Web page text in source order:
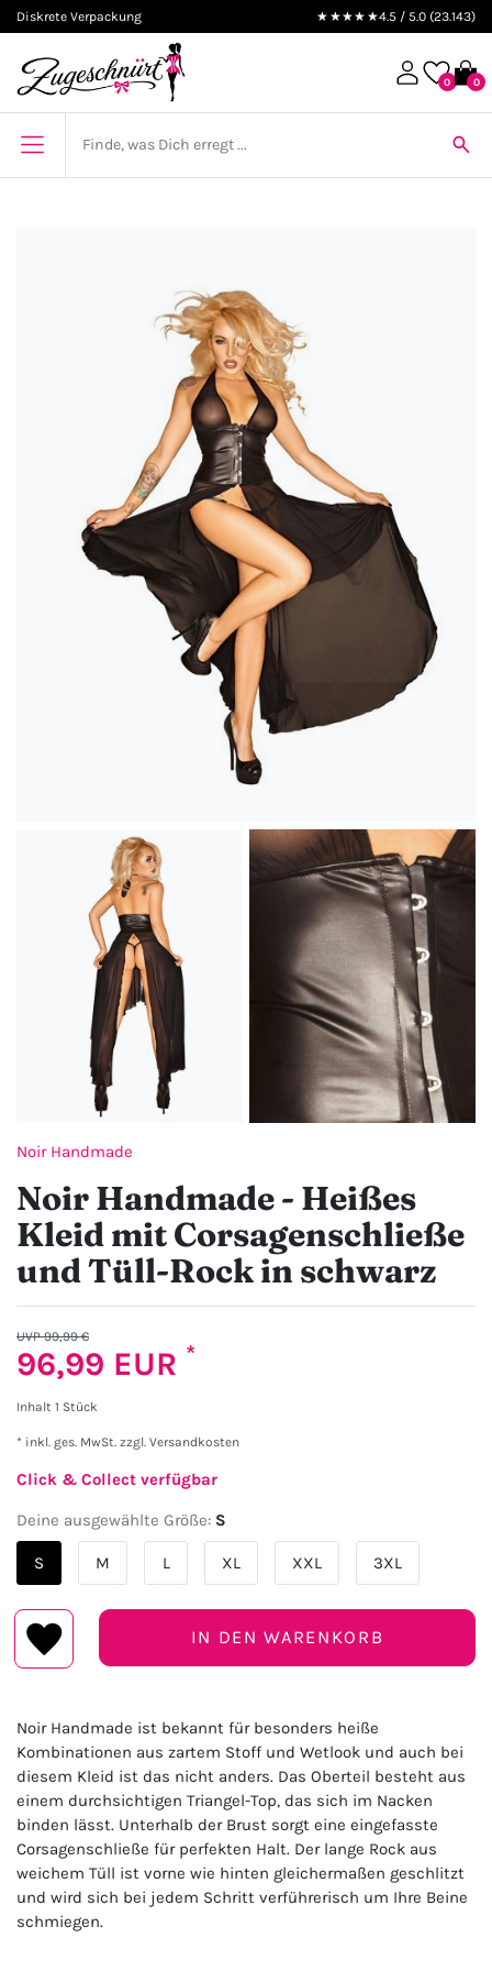
Diskrete Verpackung ★★★★★4.5 / 5.0 (23.143)
0 0
Noir Handmade
Noir Handmade - Heißes
Kleid mit Corsagenschließe
und Tüll-Rock in schwarz
UVP 99,99 €
96,99 EUR *
Inhalt 1 Stück
* inkl. ges. MwSt. zzgl. Versandkosten
Click & Collect verfügbar
Deine ausgewählte Größe: S
S M L XL XXL 3XL
IN DEN WARENKORB
Noir Handmade ist bekannt für besonders heiße
Kombinationen aus zartem Stoff und Wetlook und auch bei
diesem Kleid ist das nicht anders. Das Oberteil besteht aus
einem durchsichtigen Triangel-Top, das sich im Nacken
binden lässt. Unterhalb der Brust sorgt eine eingefasste
Corsagenschließe für perfekten Halt. Der lange Rock aus
weichem Tüll ist vorne wie hinten gleichermaßen geschlitzt
und wird sich bei jedem Schritt verführerisch um Ihre Beine
schmiegen.